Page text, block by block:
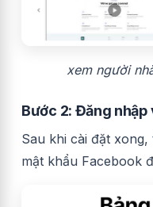
xem người
Bước 2: Đăng nhập
Sau khi cài đặt
mật khẩu Facebook